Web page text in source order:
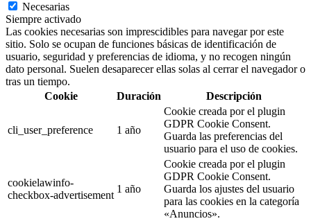
Necesarias
Siempre activado
Las cookies necesarias son imprescidibles para navegar por este
sitio. Solo se ocupan de funciones básicas de identificación de
usuario, seguridad y preferencias de idioma, y no recogen ningún
dato personal. Suelen desaparecer ellas solas al cerrar el navegador o
tras un tiempo.
Cookie
Duración Descripción
cli_user_preference 1 año
Cookie creada por el plugin
GDPR Cookie Consent.
Guarda las preferencias del
usuario para el uso de cookies.
cookielawinfo-
checkbox-advertisement
1 año
Cookie creada por el plugin
GDPR Cookie Consent.
Guarda los ajustes del usuario
para las cookies en la categoría
«Anuncios».